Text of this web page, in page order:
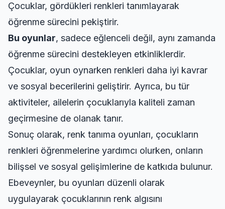
Çocuklar, gördükleri renkleri tanımlayarak
öğrenme sürecini pekiştirir.
Bu oyunlar, sadece eğlenceli değil, aynı zamanda
öğrenme sürecini destekleyen etkinliklerdir.
Çocuklar, oyun oynarken renkleri daha iyi kavrar
ve sosyal becerilerini geliştirir. Ayrıca, bu tür
aktiviteler, ailelerin çocuklarıyla kaliteli zaman
geçirmesine de olanak tanır.
Sonuç olarak, renk tanıma oyunları, çocukların
renkleri öğrenmelerine yardımcı olurken, onların
bilişsel ve sosyal gelişimlerine de katkıda bulunur.
Ebeveynler, bu oyunları düzenli olarak
uygulayarak çocuklarının renk algısını